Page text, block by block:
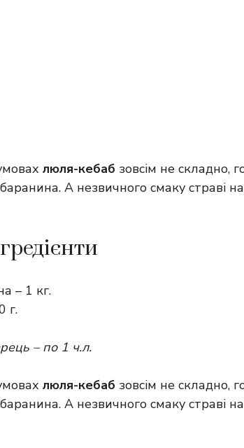
люля-кебаб зовсім не складно,
А незвичного смаку страві
– 1 кг.
г.
– по 1 ч.л.
люля-кебаб зовсім не складно,
А незвичного смаку страві